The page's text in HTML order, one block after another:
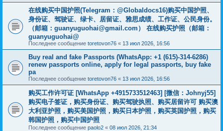
在线购买中国护照(Telegram：@Globaldocs16)购买中国护照、
身份证、驾驶证、绿卡、居留证、雅思成绩、工作证、公民身份。
（邮箱： guanyuguohai@gmail.com ） 在线购买护照（邮箱：
guanyuguohai@
Последнее сообщение toretovon76 « 13 июл 2026, 16:56
Buy real and fake Passports (WhatsApp: +1 (615)-314-6286)
renew passports online, apply for legal passports, buy fake
pa
Последнее сообщение toretovon76 « 13 июл 2026, 16:56
购买工作许可证 [WhatsApp +4915733512463] [微信：Johnyj55]
购买电子签证，购买身份证、购买驾驶执照、购买居留许可 购买澳
大利亚护照，购买美国护照，购买日本护照，购买英国护照，购买
韩国护照，购买中国护照
Последнее сообщение paolo2 « 08 июл 2026, 21:34